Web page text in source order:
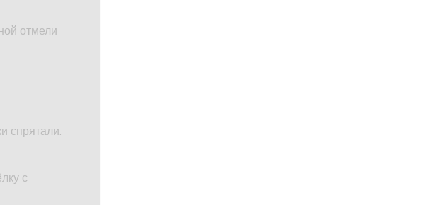
отмели
спрятали.
с